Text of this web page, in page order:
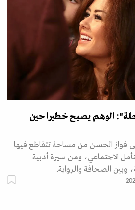
الوهم يصبح خطيرا حين
جنى فواز الحسن من مساحة تتقاطع فيها
الاجتماعي، ومن سيرة أدبية
وبين الصحافة والرواية.